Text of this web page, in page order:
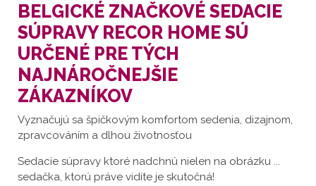
BELGICKÉ ZNAČKOVÉ SEDACIE
SÚPRAVY RECOR HOME SÚ
URČENÉ PRE TÝCH
NAJNÁROČNEJŠIE
ZÁKAZNÍKOV
Vyznačujú sa špičkovým komfortom sedenia, dizajnom,
zpravcováním a dlhou životnosťou
Sedacie súpravy ktoré nadchnú nielen na obrázku ...
sedačka, ktorú práve vidíte je skutočná!